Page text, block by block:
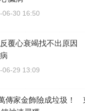
06-30 16:50
覆心衰竭找不出原因
06-29 13:09
傳家金飾險成垃圾！